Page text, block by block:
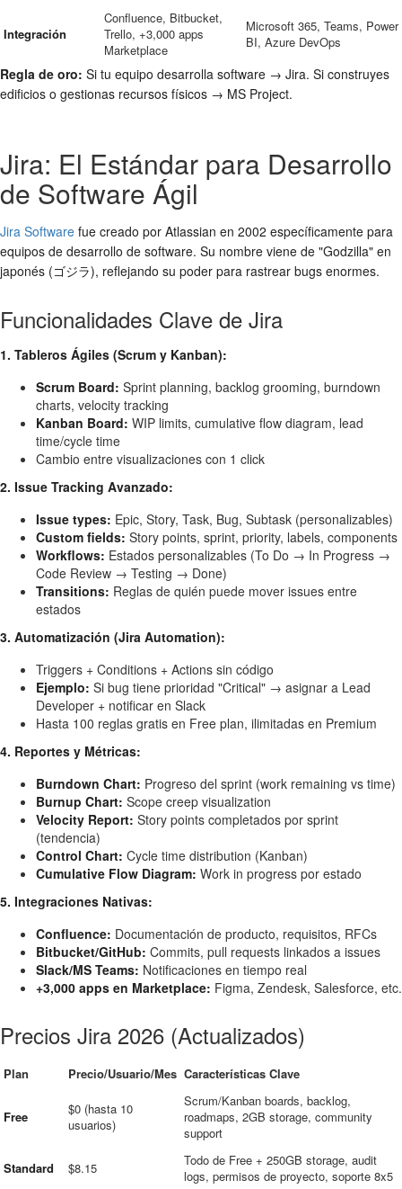
Integración
Confluence, Bitbucket,
Trello, +3,000 apps
Marketplace
Microsoft 365, Teams, Power
BI, Azure DevOps
Regla de oro: Si tu equipo desarrolla software → Jira. Si construyes
edificios o gestionas recursos físicos → MS Project.
Jira: El Estándar para Desarrollo
de Software Ágil
Jira Software fue creado por Atlassian en 2002 específicamente para
equipos de desarrollo de software. Su nombre viene de "Godzilla" en
japonés (ゴジラ), reflejando su poder para rastrear bugs enormes.
Funcionalidades Clave de Jira
1. Tableros Ágiles (Scrum y Kanban):
Scrum Board: Sprint planning, backlog grooming, burndown
charts, velocity tracking
Kanban Board: WIP limits, cumulative flow diagram, lead
time/cycle time
Cambio entre visualizaciones con 1 click
2. Issue Tracking Avanzado:
Issue types: Epic, Story, Task, Bug, Subtask (personalizables)
Custom fields: Story points, sprint, priority, labels, components
Workflows: Estados personalizables (To Do → In Progress →
Code Review → Testing → Done)
Transitions: Reglas de quién puede mover issues entre
estados
3. Automatización (Jira Automation):
Triggers + Conditions + Actions sin código
Ejemplo: Si bug tiene prioridad "Critical" → asignar a Lead
Developer + notificar en Slack
Hasta 100 reglas gratis en Free plan, ilimitadas en Premium
4. Reportes y Métricas:
Burndown Chart: Progreso del sprint (work remaining vs time)
Burnup Chart: Scope creep visualization
Velocity Report: Story points completados por sprint
(tendencia)
Control Chart: Cycle time distribution (Kanban)
Cumulative Flow Diagram: Work in progress por estado
5. Integraciones Nativas:
Confluence: Documentación de producto, requisitos, RFCs
Bitbucket/GitHub: Commits, pull requests linkados a issues
Slack/MS Teams: Notificaciones en tiempo real
+3,000 apps en Marketplace: Figma, Zendesk, Salesforce, etc.
Precios Jira 2026 (Actualizados)
Plan Precio/Usuario/Mes Características Clave
Free
$0 (hasta 10
usuarios)
Scrum/Kanban boards, backlog,
roadmaps, 2GB storage, community
support
Standard $8.15
Todo de Free + 250GB storage, audit
logs, permisos de proyecto, soporte 8x5